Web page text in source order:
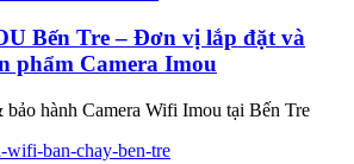
Bến Tre – Đơn vị lắp đặt và
phẩm Camera Imou
hành Camera Wifi Imou tại Bến Tre